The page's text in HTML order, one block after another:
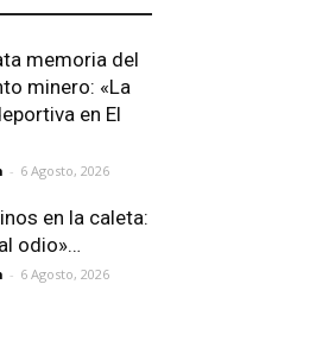
memoria del
minero: «La
en El
- 6 Agosto, 2026
en la caleta:
odio»…
- 6 Agosto, 2026